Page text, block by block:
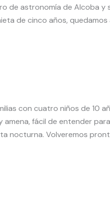
de astronomía de Alcoba
de cinco años,
con cuatro niños de
fácil de entender
nocturna. Volveremos